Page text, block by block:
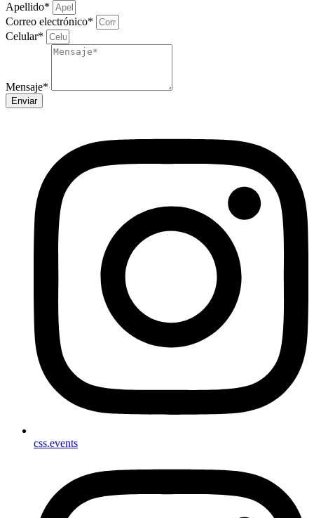
Apellido*
Correo electrónico*
Celular*
Mensaje*
Enviar
css.events